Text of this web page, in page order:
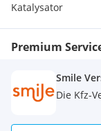
Geeignet für A1-
Katalysator
Premium
Smile
Die Kfz-